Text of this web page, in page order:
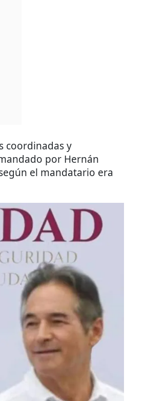
coordinadas y
por Hernán
el mandatario era